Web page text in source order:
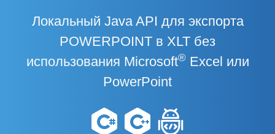
Локальный Java API для экспорта
POWERPOINT в XLT без
использования Microsoft®Excel или
PowerPoint